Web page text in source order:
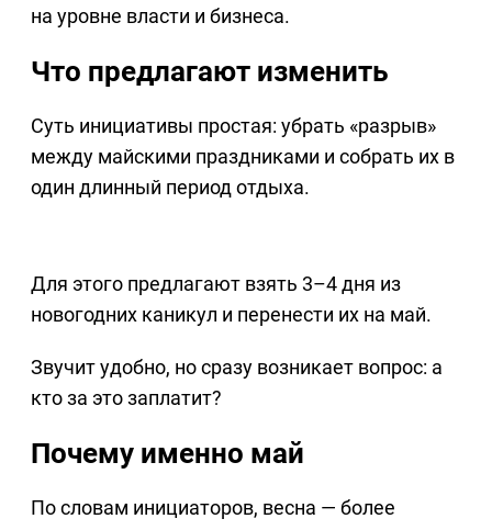
на уровне власти и бизнеса.
Что предлагают изменить
Суть инициативы простая: убрать «разрыв»
между майскими праздниками и собрать их в
один длинный период отдыха.
Для этого предлагают взять 3–4 дня из
новогодних каникул и перенести их на май.
Звучит удобно, но сразу возникает вопрос: а
кто за это заплатит?
Почему именно май
По словам инициаторов, весна — более